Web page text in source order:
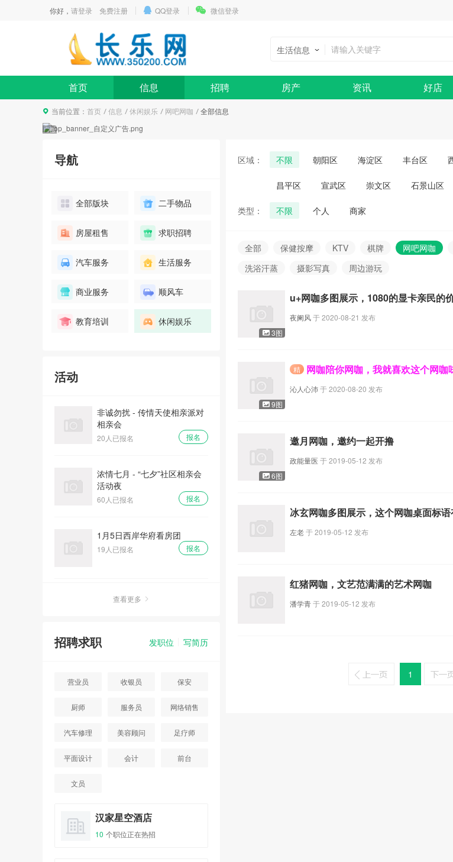
你好， 请登录 免费注册 QQ登录 微信登录
生活信息
首页 信息 招聘 房产 资讯 好店
当前位置： 首页 信息 休闲娱乐 网吧网咖 全部信息
导航
全部版块 二手物品
房屋租售 求职招聘
汽车服务 生活服务
商业服务 顺风车
教育培训 休闲娱乐
活动
爱情初体验 - “心有灵犀、姻缘
一线牵”相亲会
报名
32人已报名
亲主体派对
报名
100人已报名
浓情七月 - “七夕”社区相亲会
活动夜
1月5日西岸华府看房团
报名
19人已报名
周末灿邦广场看房团
相亲大会
碧桂园高档别墅看房团
32人已报名
查看更多
发职位 写简历
招聘求职
营业员 收银员 保安
厨师 服务员 网络销售
汽车修理 美容顾问 足疗师
平面设计 会计 前台
文员
汉家星空酒店
10 个职位正在热招
区域： 不限 朝阳区 海淀区 丰台区
昌平区 宣武区 崇文区 石景山区
类型： 不限 个人 商家
全部 保健按摩 KTV 棋牌 网吧网咖
洗浴汗蒸
摄影写真 周边游玩
3图
u+网咖多图展示，1080的显卡亲民的
夜阑风于2020-08-21 发布
9图
精 网咖陪你网咖，我就喜欢这个网咖
沁人心沛于2020-08-20 发布
6图
邀月网咖，邀约一起开撸
政能量医 于2019-05-12 发布
冰玄网咖多图展示，这个网咖桌面标
左老于2019-05-12 发布
红猪网咖，文艺范满满的艺术网咖
潘学青于2019-05-12 发布
1